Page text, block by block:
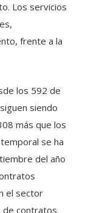
Los servicios
frente a la
los 592 de
siendo
más que los
se ha
del año
el sector
de contratos